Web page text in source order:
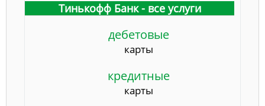
Тинькофф Банк - все услуги
дебетовые
карты
кредитные
карты